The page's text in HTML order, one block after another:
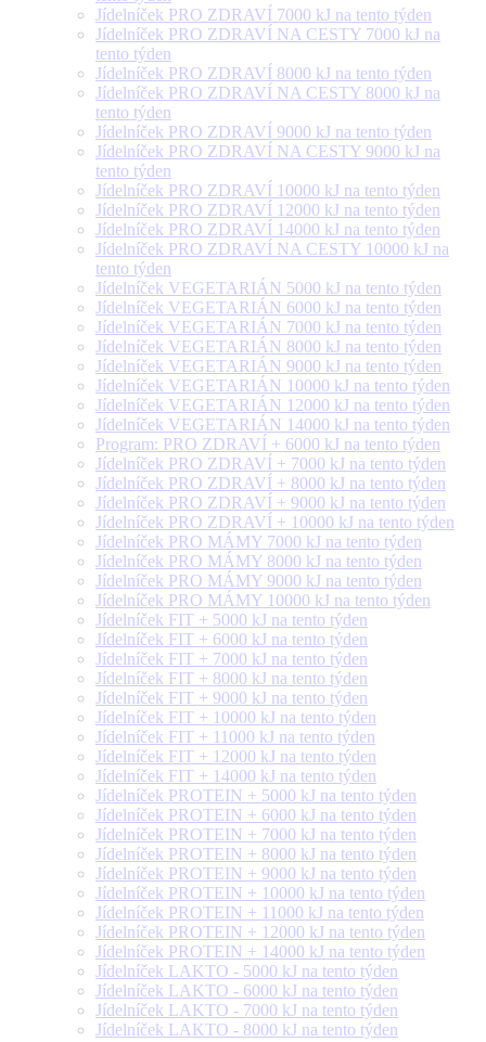
Jídelníček PRO ZDRAVÍ 7000 kJ na tento týden
Jídelníček PRO ZDRAVÍ NA CESTY 7000 kJ na
tento týden
Jídelníček PRO ZDRAVÍ 8000 kJ na tento týden
Jídelníček PRO ZDRAVÍ NA CESTY 8000 kJ na
tento týden
Jídelníček PRO ZDRAVÍ 9000 kJ na tento týden
Jídelníček PRO ZDRAVÍ NA CESTY 9000 kJ na
tento týden
Jídelníček PRO ZDRAVÍ 10000 kJ na tento týden
Jídelníček PRO ZDRAVÍ 12000 kJ na tento týden
Jídelníček PRO ZDRAVÍ 14000 kJ na tento týden
Jídelníček PRO ZDRAVÍ NA CESTY 10000 kJ na
tento týden
Jídelníček VEGETARIÁN 5000 kJ na tento týden
Jídelníček VEGETARIÁN 6000 kJ na tento týden
Jídelníček VEGETARIÁN 7000 kJ na tento týden
Jídelníček VEGETARIÁN 8000 kJ na tento týden
Jídelníček VEGETARIÁN 9000 kJ na tento týden
Jídelníček VEGETARIÁN 10000 kJ na tento týden
Jídelníček VEGETARIÁN 12000 kJ na tento týden
Jídelníček VEGETARIÁN 14000 kJ na tento týden
Program: PRO ZDRAVÍ + 6000 kJ na tento týden
Jídelníček PRO ZDRAVÍ + 7000 kJ na tento týden
Jídelníček PRO ZDRAVÍ + 8000 kJ na tento týden
Jídelníček PRO ZDRAVÍ + 9000 kJ na tento týden
Jídelníček PRO ZDRAVÍ + 10000 kJ na tento týden
Jídelníček PRO MÁMY 7000 kJ na tento týden
Jídelníček PRO MÁMY 8000 kJ na tento týden
Jídelníček PRO MÁMY 9000 kJ na tento týden
Jídelníček PRO MÁMY 10000 kJ na tento týden
Jídelníček FIT + 5000 kJ na tento týden
Jídelníček FIT + 6000 kJ na tento týden
Jídelníček FIT + 7000 kJ na tento týden
Jídelníček FIT + 8000 kJ na tento týden
Jídelníček FIT + 9000 kJ na tento týden
Jídelníček FIT + 10000 kJ na tento týden
Jídelníček FIT + 11000 kJ na tento týden
Jídelníček FIT + 12000 kJ na tento týden
Jídelníček FIT + 14000 kJ na tento týden
Jídelníček PROTEIN + 5000 kJ na tento týden
Jídelníček PROTEIN + 6000 kJ na tento týden
Jídelníček PROTEIN + 7000 kJ na tento týden
Jídelníček PROTEIN + 8000 kJ na tento týden
Jídelníček PROTEIN + 9000 kJ na tento týden
Jídelníček PROTEIN + 10000 kJ na tento týden
Jídelníček PROTEIN + 11000 kJ na tento týden
Jídelníček PROTEIN + 12000 kJ na tento týden
Jídelníček PROTEIN + 14000 kJ na tento týden
Jídelníček LAKTO - 5000 kJ na tento týden
Jídelníček LAKTO - 6000 kJ na tento týden
Jídelníček LAKTO - 7000 kJ na tento týden
Jídelníček LAKTO - 8000 kJ na tento týden